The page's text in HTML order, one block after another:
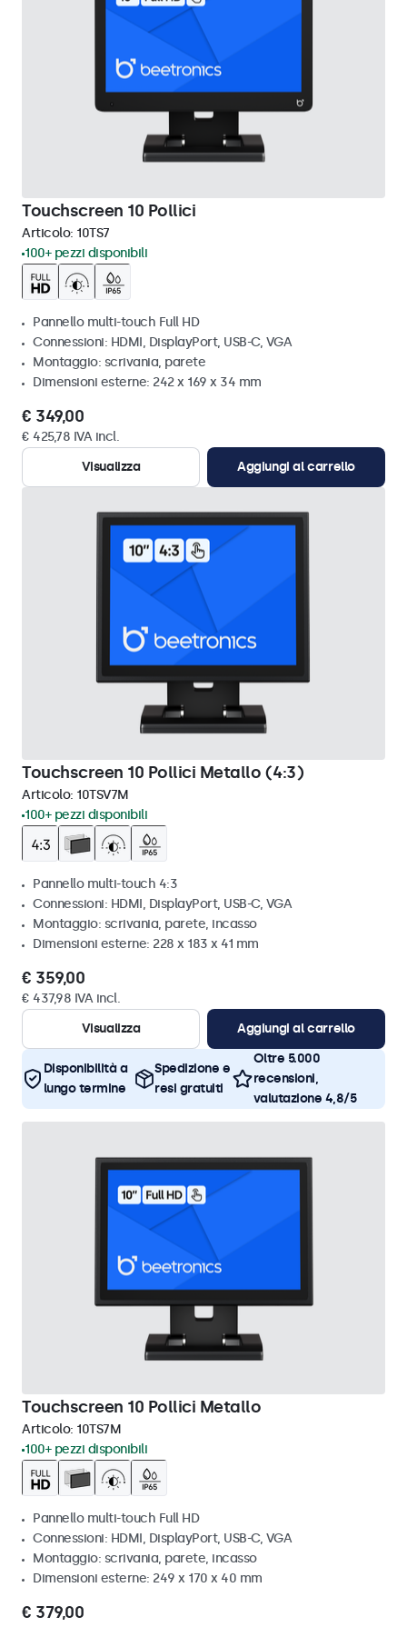
Touchscreen 10 Pollici
Articolo: 10TS7
100+ pezzi disponibili
Pannello multi-touch Full HD
Connessioni: HDMI, DisplayPort, USB-C, VGA
Montaggio: scrivania, parete
Dimensioni esterne: 242 x 169 x 34 mm
€ 349,00
€ 425,78 IVA incl.
Visualizza
Aggiungi al carrello
Touchscreen 10 Pollici Metallo (4:3)
Articolo: 10TSV7M
100+ pezzi disponibili
Pannello multi-touch 4:3
Connessioni: HDMI, DisplayPort, USB-C, VGA
Montaggio: scrivania, parete, incasso
Dimensioni esterne: 228 x 183 x 41 mm
€ 359,00
€ 437,98 IVA incl.
Visualizza
Aggiungi al carrello
Disponibilità a
lungo termine
Spedizione e
resi gratuiti
Oltre 5.000
recensioni,
valutazione 4,8/5
Touchscreen 10 Pollici Metallo
Articolo: 10TS7M
100+ pezzi disponibili
Pannello multi-touch Full HD
Connessioni: HDMI, DisplayPort, USB-C, VGA
Montaggio: scrivania, parete, incasso
Dimensioni esterne: 249 x 170 x 40 mm
€ 379,00